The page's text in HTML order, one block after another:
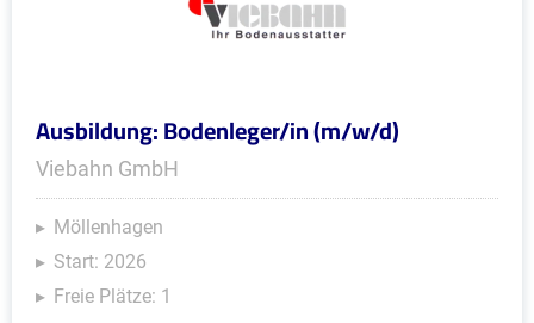
Ausbildung: Bodenleger/in (m/w/d)
Viebahn GmbH
Möllenhagen
Start: 2026
Freie Plätze: 1